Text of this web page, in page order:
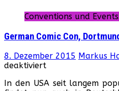
Conventions und
German Comic Con,
8. Dezember 2015 Markus
deaktiviertfür
Comic
In den USA seit langem